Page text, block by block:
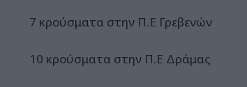
7 κρούσματα στην Π.Ε Γρεβενών
10 κρούσματα στην Π.Ε Δράμας